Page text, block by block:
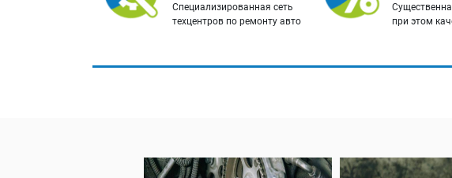
Специализированная сеть
техцентров по ремонту авто
при этом